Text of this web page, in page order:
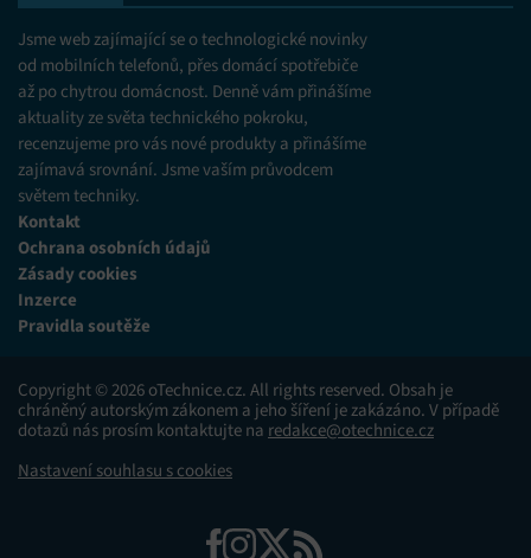
Jsme web zajímající se o technologické novinky
od mobilních telefonů, přes domácí spotřebiče
až po chytrou domácnost. Denně vám přinášíme
aktuality ze světa technického pokroku,
recenzujeme pro vás nové produkty a přinášíme
zajímavá srovnání. Jsme vaším průvodcem
světem techniky.
Kontakt
Ochrana osobních údajů
Zásady cookies
Inzerce
Pravidla soutěže
Copyright © 2026 oTechnice.cz. All rights reserved. Obsah je
chráněný autorským zákonem a jeho šíření je zakázáno. V případě
dotazů nás prosím kontaktujte na redakce@otechnice.cz
Nastavení souhlasu s cookies